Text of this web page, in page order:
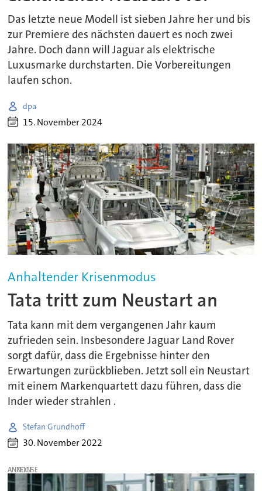
Das letzte neue Modell ist sieben Jahre her und bis
zur Premiere des nächsten dauert es noch zwei
Jahre. Doch dann will Jaguar als elektrische
Luxusmarke durchstarten. Die Vorbereitungen
laufen schon.
dpa
15. November 2024
Anhaltender Krisenmodus
Tata tritt zum Neustart an
Tata kann mit dem vergangenen Jahr kaum
zufrieden sein. Insbesondere Jaguar Land Rover
sorgt dafür, dass die Ergebnisse hinter den
Erwartungen zurückblieben. Jetzt soll ein Neustart
mit einem Markenquartett dazu führen, dass die
Inder wieder strahlen .
Stefan Grundhoff
30. November 2022
ANZEIGE